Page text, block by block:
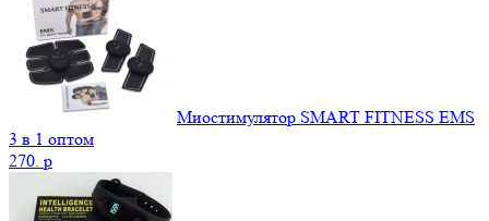
Миостимулятор SMART FITNESS EMS
3 в 1 оптом
270. p